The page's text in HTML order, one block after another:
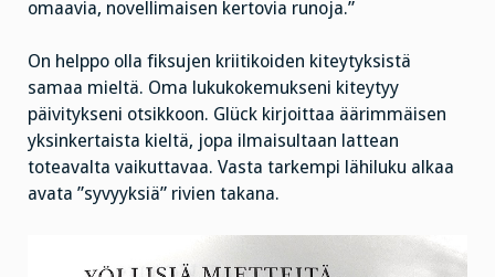
omaavia, novellimaisen kertovia runoja.”
On helppo olla fiksujen kriitikoiden kiteytyksistä
samaa mieltä. Oma lukukokemukseni kiteytyy
päivitykseni otsikkoon. Glück kirjoittaa äärimmäisen
yksinkertaista kieltä, jopa ilmaisultaan lattean
toteavalta vaikuttavaa. Vasta tarkempi lähiluku alkaa
avata ”syvyyksiä” rivien takana.